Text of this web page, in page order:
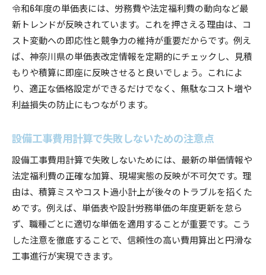
令和6年度の単価表には、労務費や法定福利費の動向など最
新トレンドが反映されています。これを押さえる理由は、コ
スト変動への即応性と競争力の維持が重要だからです。例え
ば、神奈川県の単価表改定情報を定期的にチェックし、見積
もりや積算に即座に反映させると良いでしょう。これによ
り、適正な価格設定ができるだけでなく、無駄なコスト増や
利益損失の防止にもつながります。
設備工事費用計算で失敗しないための注意点
設備工事費用計算で失敗しないためには、最新の単価情報や
法定福利費の正確な加算、現場実態の反映が不可欠です。理
由は、積算ミスやコスト過小計上が後々のトラブルを招くた
めです。例えば、単価表や設計労務単価の年度更新を怠ら
ず、職種ごとに適切な単価を適用することが重要です。こう
した注意を徹底することで、信頼性の高い費用算出と円滑な
工事進行が実現できます。